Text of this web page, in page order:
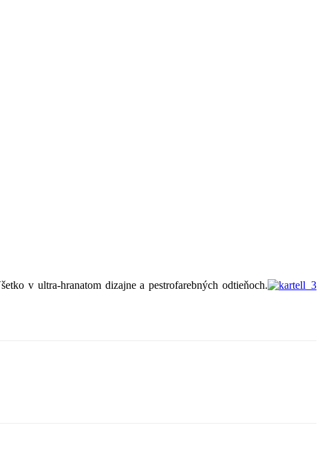
v ultra-hranatom dizajne a pestrofarebných odtieňoch.